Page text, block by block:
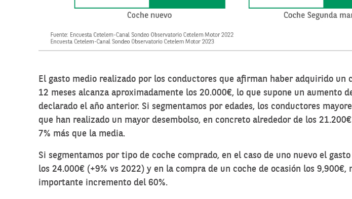
El gasto medio realizado por los conductores que afirman haber adquirido un
12 meses alcanza aproximadamente los 20.000€, lo que supone un aumento
declarado el año anterior. Si segmentamos por edades, los conductores
que han realizado un mayor desembolso, en concreto alrededor de los
7% más que la media.
Si segmentamos por tipo de coche comprado, en el caso de uno nuevo el
los 24.000€ (+9% vs 2022) y en la compra de un coche de ocasión los 9,900€,
importante incremento del 60%.